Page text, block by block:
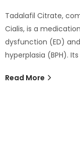
Tadalafil Citrate,
Cialis, is a
dysfunction (ED)
hyperplasia (BPH).
Read More